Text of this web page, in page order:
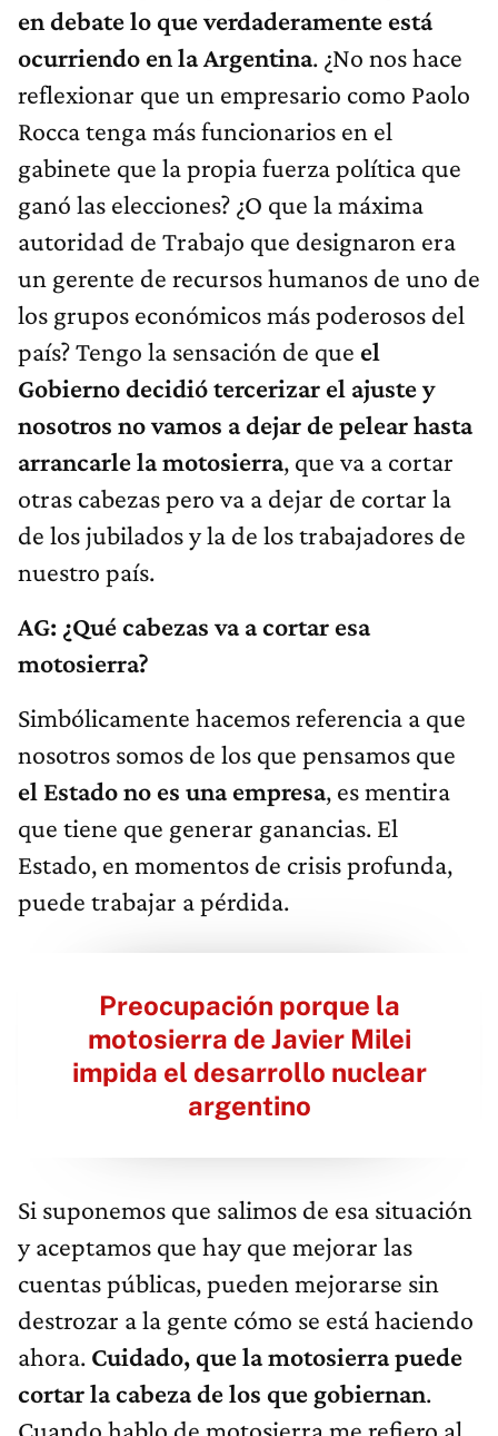
en debate lo que verdaderamente está
ocurriendo en la Argentina. ¿No nos hace
reflexionar que un empresario como Paolo
Rocca tenga más funcionarios en el
gabinete que la propia fuerza política que
ganó las elecciones? ¿O que la máxima
autoridad de Trabajo que designaron era
un gerente de recursos humanos de uno de
los grupos económicos más poderosos del
país? Tengo la sensación de que el
Gobierno decidió tercerizar el ajuste y
nosotros no vamos a dejar de pelear hasta
arrancarle la motosierra, que va a cortar
otras cabezas pero va a dejar de cortar la
de los jubilados y la de los trabajadores de
nuestro país.
AG: ¿Qué cabezas va a cortar esa
motosierra?
Simbólicamente hacemos referencia a que
nosotros somos de los que pensamos que
el Estado no es una empresa, es mentira
que tiene que generar ganancias. El
Estado, en momentos de crisis profunda,
puede trabajar a pérdida.
Preocupación porque la
motosierra de Javier Milei
impida el desarrollo nuclear
argentino
Si suponemos que salimos de esa situación
y aceptamos que hay que mejorar las
cuentas públicas, pueden mejorarse sin
destrozar a la gente cómo se está haciendo
ahora. Cuidado, que la motosierra puede
cortar la cabeza de los que gobiernan.
Cuando hablo de motosierra me refiero al